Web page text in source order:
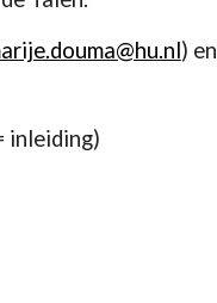
)
inleiding)